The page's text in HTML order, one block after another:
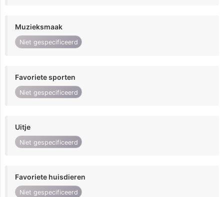
Muzieksmaak
Niet gespecificeerd
Favoriete sporten
Niet gespecificeerd
Uitje
Niet gespecificeerd
Favoriete huisdieren
Niet gespecificeerd